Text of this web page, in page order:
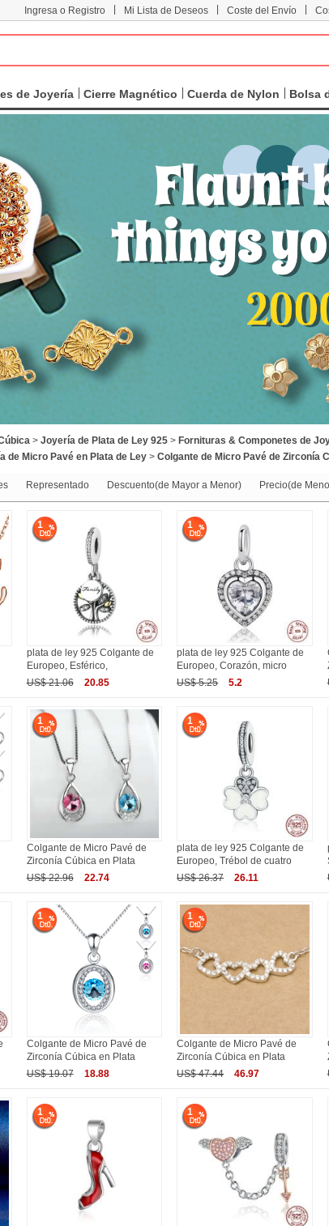
Ingresa o Registro Mi Lista de Deseos Coste del Envío
de Joyería Cierre Magnético Cuerda de Nylon Bolsa
> Joyería de Plata de Ley 925> Fornituras & Componetes de
de Micro Pavé en Plata de Ley> Colgante de Micro Pavé de Zirconía
Representado Descuento(de Mayor a Menor) Precio(de
1
plata de ley 925 Colgante de
Europeo, Esférico,
US$ 21.06
20.85
1
plata de ley 925 Colgante de
Europeo, Corazón, micro
US$ 5.25
5.2
1
Colgante de Micro Pavé de
Zirconía Cúbica en Plata
US$ 22.96
22.74
1
plata de ley 925 Colgante de
Europeo, Trébol de cuatro
US$ 26.37
26.11
1
Colgante de Micro Pavé de
Zirconía Cúbica en Plata
US$ 19.07
18.88
1
Colgante de Micro Pavé de
Zirconía Cúbica en Plata
US$ 47.44
46.97
1 1